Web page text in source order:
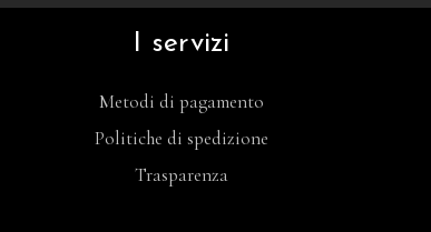
I servizi
Metodi di pagamento
Politiche di spedizione
Trasparenza